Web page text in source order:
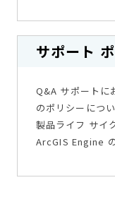
サポート
Q&A サポートに
のポリシーにつ
製品ライフ サイ
ArcGIS Engine